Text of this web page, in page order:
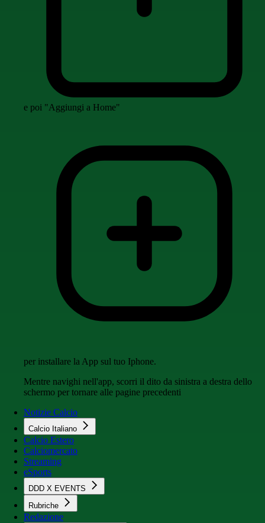
e poi "Aggiungi a Home"
per installare la App sul tuo Iphone.
Mentre navighi nell'app, scorri il dito da sinistra a destra dello
schermo per tornare alle pagine precedenti
Notizie Calcio
Calcio Italiano
Calcio Estero
Calciomercato
Streaming
eSports
DDD X EVENTS
Rubriche
Redazione